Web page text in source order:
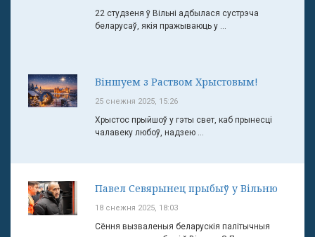
22 студзеня ў Вільні адбылася сустрэча
беларусаў, якія пражываюць у ...
Віншуем з Раством Хрыстовым!
25 снежня 2025, 15:26
Хрыстос прыйшоў у гэты свет, каб прынесці
чалавеку любоў, надзею ...
Павел Севярынец прыбыў у Вільню
18 снежня 2025, 18:03
Сёння вызваленыя беларускія палітычныя